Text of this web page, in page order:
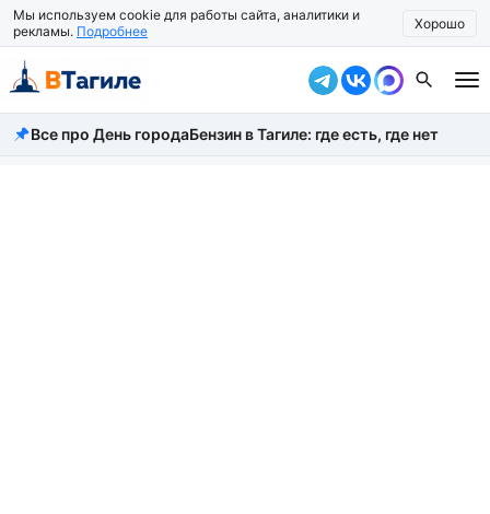
Мы используем cookie для работы сайта, аналитики и
рекламы. Подробнее Хорошо
Все новости
Все про День городаБензин в Тагиле: где есть, где нет